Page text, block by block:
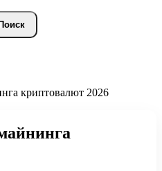
криптовалют 2026